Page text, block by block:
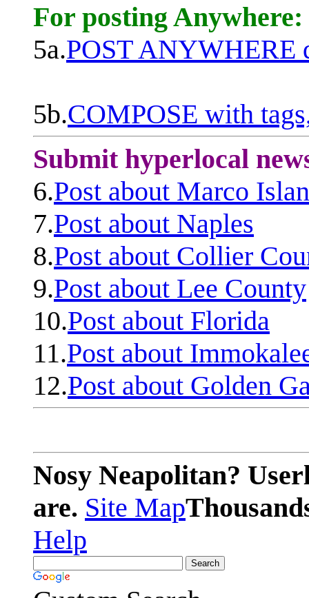
For posting Anywhere:
5a.POST ANYWHERE
5b.COMPOSE with
Submit hyperlocal
6.Post about Marco
7.Post about Naples
8.Post about Collier
9.Post about Lee County
10.Post about Florida
11.Post about
12.Post about Golden
Nosy Neapolitan?
are. Site Map
Help